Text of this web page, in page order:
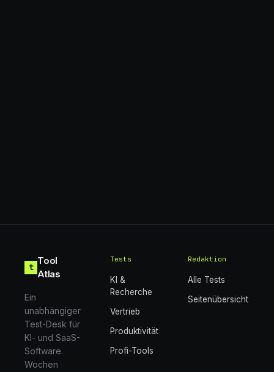
t
Tool
Atlas
Ein
unabhängiger
Test-Desk für
KI- und SaaS-
Software.
Wochen
Tests
KI &
Recherche
Vertrieb
Produktivität
Profi-Tools
Redaktion
Alle Tests
Seitenübersicht